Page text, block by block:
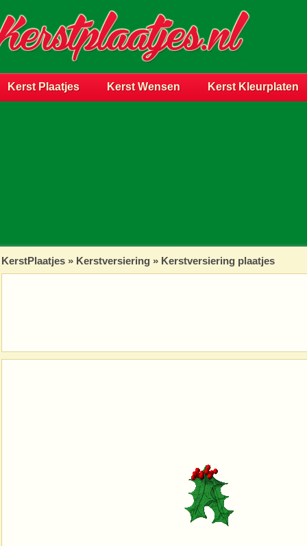
Kerst Plaatjes Kerst Wensen Kerst Kleurplaten
KerstPlaatjes » Kerstversiering » Kerstversiering plaatjes